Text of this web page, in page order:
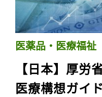
医薬品・医療福祉
【日本】厚労
医療構想ガイ